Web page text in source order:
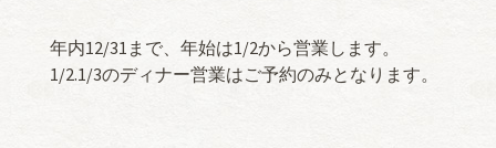
年内12/31まで、年始は1/2から営業します。
1/2.1/3のディナー営業はご予約のみとなります。